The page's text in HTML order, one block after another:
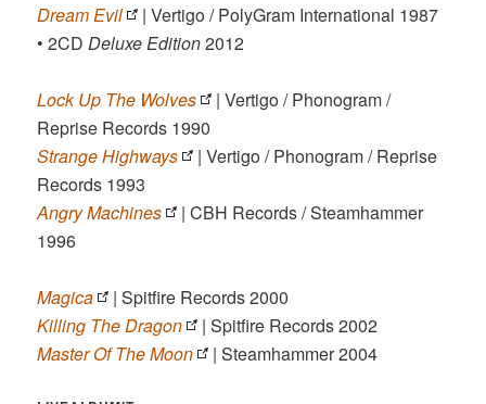
Dream Evil
| Vertigo / PolyGram International 1987
• 2CD Deluxe Edition2012
Lock Up The Wolves
| Vertigo / Phonogram /
Reprise Records 1990
Strange Highways
| Vertigo / Phonogram / Reprise
Records 1993
Angry Machines
| CBH Records / Steamhammer
1996
Magica
| Spitfire Records 2000
Killing The Dragon
| Spitfire Records 2002
Master Of The Moon
| Steamhammer 2004